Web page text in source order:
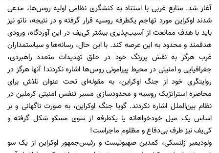
آغاز شد. منابع غربی با استناد به کنشگری نظامی اولیه روس‌ها، مدعی
شدند اوکراین مورد تهاجم یکطرفه روسیه قرار گرفته و در نتیجه، ناتو نیز
باید با هدف ممانعت از آسیب‌پذیری بیشتر کی‌یف در این آوردگاه، ورودی
هدفمند و محدود به این عرصه کند. با این حال، رسانه‌ها و سیاستمداران
غرب هرگز به نقش پررنگ خود در خلق تهدیدات متعدد راهبردی،
جغرافیایی و امنیتی در محیط پیرامونی روس‌ها اشاره نکردند! آنها هرگز در
روایتگری خود از جنگ اوکراین، به مقوله‌ای تحت عنوان تلاش برای
محاصره استراتژیک روسیه و محدودسازی مسیر تنفس امنیتی کرملین در
نظام بین‌الملل اشاره نکردند. گویا جنگ اوکراین، به صورت ناگهانی و بر
اساس یک میل خودخواهانه یا یکطرفه از سوی مسکو شکل گرفته و
کی‌یف نیز طرف بی‌دفاع و مظلوم ماجراست!
ولودیمیر زلنسکی، کمدین صهیونیست و رئیس‌جمهور اوکراین از یک سو